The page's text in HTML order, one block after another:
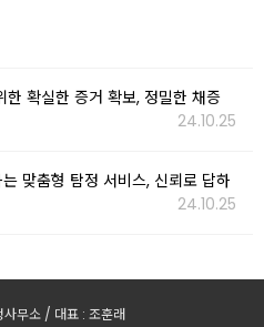
한 확실한 증거 확보, 정밀한 채증
24.10.25
맞춤형 탐정 서비스, 신뢰로 답하
24.10.25
사무소 / 대표 : 조훈래